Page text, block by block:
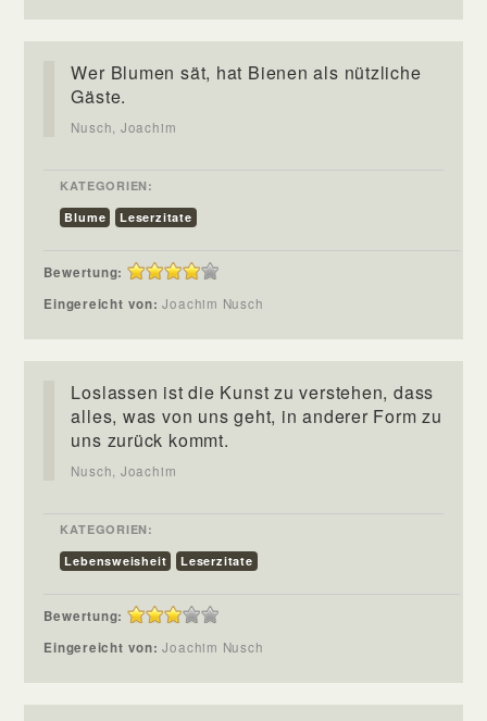
Wer Blumen sät, hat Bienen als nützliche
Gäste.
Nusch, Joachim
KATEGORIEN:
Blume
Leserzitate
Bewertung:
Eingereicht von:Joachim Nusch
Loslassen ist die Kunst zu verstehen, dass
alles, was von uns geht, in anderer Form zu
uns zurück kommt.
Nusch, Joachim
KATEGORIEN:
Lebensweisheit
Leserzitate
Bewertung:
Eingereicht von:Joachim Nusch